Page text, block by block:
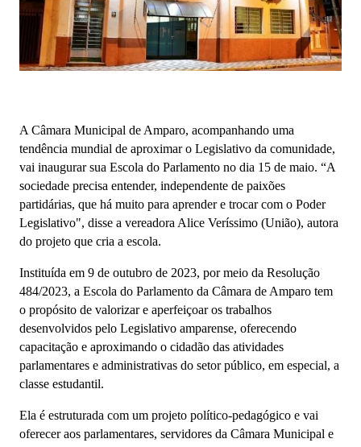
A Câmara Municipal de Amparo, acompanhando uma
tendência mundial de aproximar o Legislativo da comunidade,
vai inaugurar sua Escola do Parlamento no dia 15 de maio. “A
sociedade precisa entender, independente de paixões
partidárias, que há muito para aprender e trocar com o Poder
Legislativo", disse a vereadora Alice Veríssimo (União), autora
do projeto que cria a escola.
Instituída em 9 de outubro de 2023, por meio da Resolução
484/2023, a Escola do Parlamento da Câmara de Amparo tem
o propósito de valorizar e aperfeiçoar os trabalhos
desenvolvidos pelo Legislativo amparense, oferecendo
capacitação e aproximando o cidadão das atividades
parlamentares e administrativas do setor público, em especial, a
classe estudantil.
Ela é estruturada com um projeto político-pedagógico e vai
oferecer aos parlamentares, servidores da Câmara Municipal e